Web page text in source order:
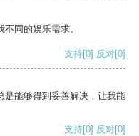
同的娱乐需求。
支持[0] 反对[0]
是能够得到妥善解决，让我能
支持[0] 反对[0]